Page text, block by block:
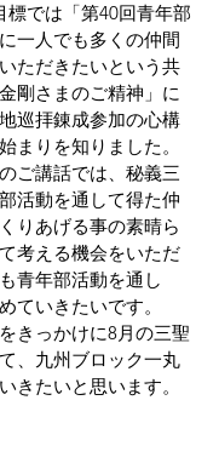
では「第40回青年部
一人でも多くの仲間
ただきたいという共
剛さまのご精神」に
巡拝錬成参加の心構
まりを知りました。
ご講話では、秘義三
活動を通して得た仲
りあげる事の素晴ら
考える機会をいただ
青年部活動を通し
ていきたいです。
きっかけに8月の三聖
、九州ブロック一丸
きたいと思います。